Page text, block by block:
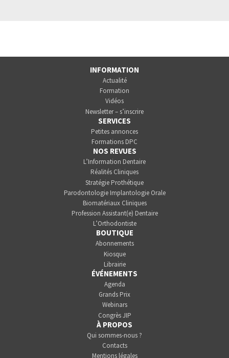
INFORMATION
Actualité
Formation
Vidéos
Newsletter – s’inscrire
SERVICES
Petites annonces
Formations DPC
NOS REVUES
L’Information Dentaire
Réalités Cliniques
Stratégie Prothétique
Parodontologie Implantologie Orale
Biomatériaux Cliniques
Profession Assistant(e) Dentaire
L’Orthodontiste
BOUTIQUE
Abonnements
Kiosque
Librairie
ÉVÉNEMENTS
Agenda
Grands Prix
Webinars
Congrès JIP
À PROPOS
Qui sommes-nous ?
Contacts
Mentions légales